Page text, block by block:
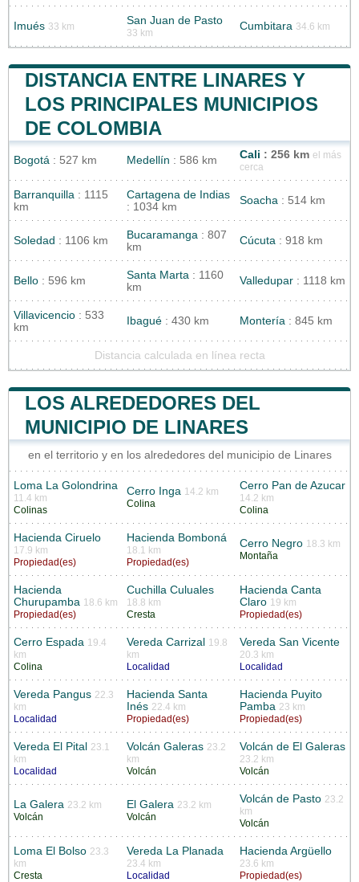
Imués 33 km San Juan de Pasto
33 km
Cumbitara 34.6 km
DISTANCIA ENTRE LINARES Y
LOS PRINCIPALES MUNICIPIOS
DE COLOMBIA
Bogotá : 527 km Medellín : 586 km Cali : 256 km el más
cerca
Barranquilla : 1115
km
Cartagena de Indias
: 1034 km
Soacha : 514 km
Soledad : 1106 km Bucaramanga : 807
km
Cúcuta : 918 km
Bello : 596 km Santa Marta : 1160
km
Valledupar : 1118 km
Villavicencio : 533
km
Ibagué : 430 km Montería : 845 km
Distancia calculada en línea recta
LOS ALREDEDORES DEL
MUNICIPIO DE LINARES
en el territorio y en los alrededores del municipio de Linares
Loma La Golondrina
11.4 km
Colinas
Cerro Inga 14.2 km
Colina
Cerro Pan de Azucar
14.2 km
Colina
Hacienda Ciruelo
17.9 km
Propiedad(es)
Hacienda Bomboná
18.1 km
Propiedad(es)
Cerro Negro 18.3 km
Montaña
Hacienda
Churupamba 18.6 km
Propiedad(es)
Cuchilla Culuales
18.8 km
Cresta
Hacienda Canta
Claro 19 km
Propiedad(es)
Cerro Espada 19.4
km
Colina
Vereda Carrizal
19.8
km
Localidad
Vereda San Vicente
20.3 km
Localidad
Vereda Pangus 22.3
km
Localidad
Hacienda Santa
Inés 22.4 km
Propiedad(es)
Hacienda Puyito
Pamba 23 km
Propiedad(es)
Vereda El Pital
23.1
km
Localidad
Volcán Galeras 23.2
km
Volcán
Volcán de El Galeras
23.2 km
Volcán
La Galera 23.2 km
Volcán
El Galera 23.2 km
Volcán
Volcán de Pasto 23.2
km
Volcán
Loma El Bolso 23.3
km
Cresta
Vereda La Planada
23.4 km
Localidad
Hacienda Argüello
23.6 km
Propiedad(es)